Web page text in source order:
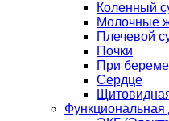
Коленный
Молочные
Плечевой
Почки
При
Сердце
Функциональная